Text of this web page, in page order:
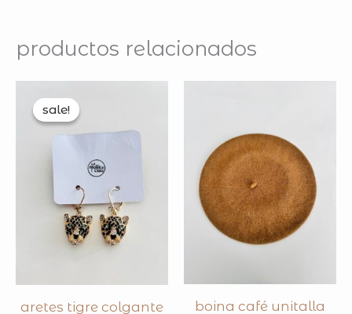
productos relacionados
sale!
sale!
aretes tigre colgante
$139.00.$99.00.
boina café unitalla